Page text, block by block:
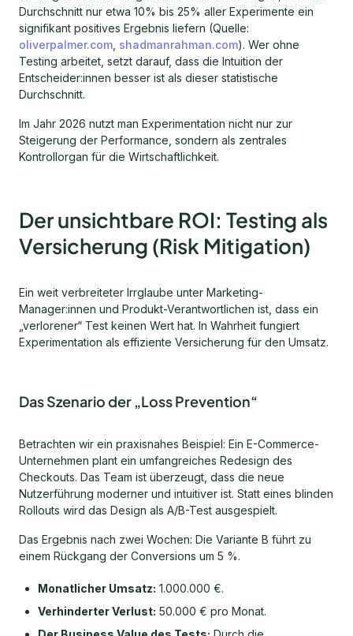
Durchschnitt nur etwa 10% bis 25% aller Experimente ein
signifikant positives Ergebnis liefern (Quelle:
oliverpalmer.com shadmanrahman.com). Wer ohne
Testing arbeitet, setzt darauf, dass die Intuition der
Entscheider:innen besser ist als dieser statistische
Durchschnitt.
Im Jahr 2026 nutzt man Experimentation nicht nur zur
Steigerung der Performance, sondern als zentrales
Kontrollorgan für die Wirtschaftlichkeit.
Der unsichtbare ROI: Testing als
Versicherung (Risk Mitigation)
Ein weit verbreiteter Irrglaube unter Marketing-
Manager:innen und Produkt-Verantwortlichen ist, dass ein
„verlorener“ Test keinen Wert hat. In Wahrheit fungiert
Experimentation als effiziente Versicherung für den Umsatz.
Das Szenario der „Loss Prevention“
Betrachten wir ein praxisnahes Beispiel: Ein E-Commerce-
Unternehmen plant ein umfangreiches Redesign des
Checkouts. Das Team ist überzeugt, dass die neue
Nutzerführung moderner und intuitiver ist. Statt eines blinden
Rollouts wird das Design als A/B-Test ausgespielt.
Das Ergebnis nach zwei Wochen: Die Variante B führt zu
einem Rückgang der Conversions um 5 %.
Monatlicher Umsatz: 1.000.000 €.
Verhinderter Verlust: 50.000 € pro Monat.